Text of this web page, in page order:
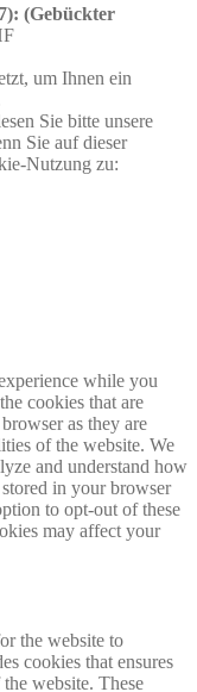
(Gebückter
um Ihnen ein
Sie bitte unsere
Sie auf dieser
Nutzung zu:
while you
cookies that are
as they are
of the website. We
and understand how
in your browser
to opt-out of these
may affect your
the website to
cookies that ensures
website. These